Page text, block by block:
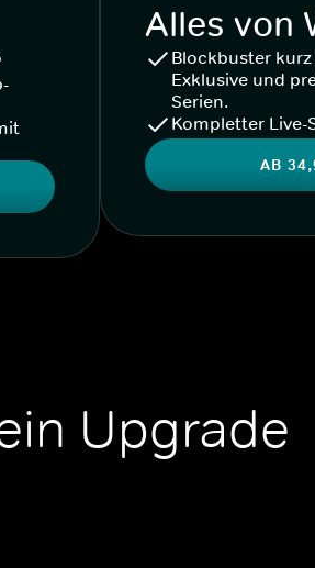
Alles von
Blockbuster
Exklusive und
Serien.
Kompletter Live-
AB
Upgrade